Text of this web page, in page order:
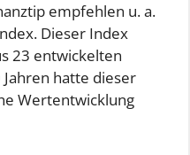
empfehlen u. a.
Dieser Index
23 entwickelten
hatte dieser
Wertentwicklung